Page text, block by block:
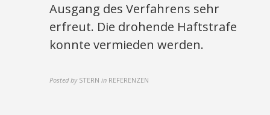
Ausgang des Verfahrens sehr
erfreut. Die drohende Haftstrafe
konnte vermieden werden.
Posted by STERN in REFERENZEN